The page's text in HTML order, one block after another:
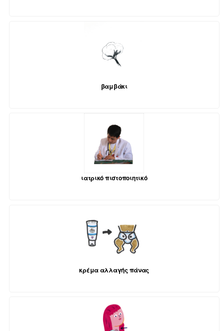
βαμβάκι
ιατρικό πιστοποιητικό
κρέμα αλλαγής πάνας